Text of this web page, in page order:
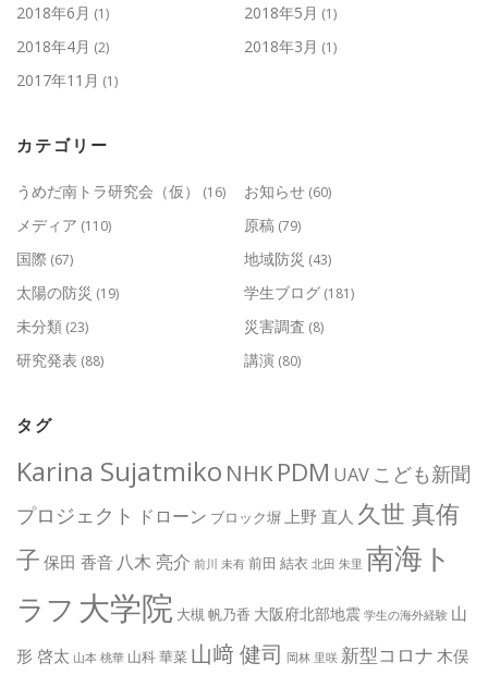
2018年6月 (1) 2018年5月 (1)
2018年4月 (2) 2018年3月 (1)
2017年11月 (1)
カテゴリー
うめだ南トラ研究会（仮） (16) お知らせ (60)
メディア (110) 原稿 (79)
国際 (67) 地域防災 (43)
太陽の防災 (19) 学生ブログ (181)
未分類 (23) 災害調査 (8)
研究発表 (88) 講演 (80)
タグ
Karina Sujatmiko NHK PDM UAV こども新聞
プロジェクト ドローン ブロック塀 上野 直人 久世 真侑
子 保田 香音 八木 亮介 前川 未有 前田 結衣 北田 朱里 南海ト
ラフ 大学院 大槻 帆乃香 大阪府北部地震 学生の海外経験 山
形 啓太 山本 桃華 山科 華菜 山﨑 健司 岡林 里咲 新型コロナ木俣